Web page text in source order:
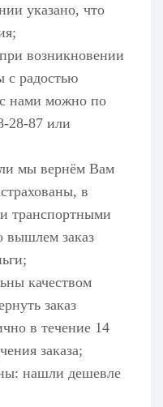
указано, что
возникновении
с радостью
нами можно по
28-87 или
мы вернём Вам
в
транспортными
вышлем заказ
качеством
заказ
в течение 14
заказа;
нашли дешевле